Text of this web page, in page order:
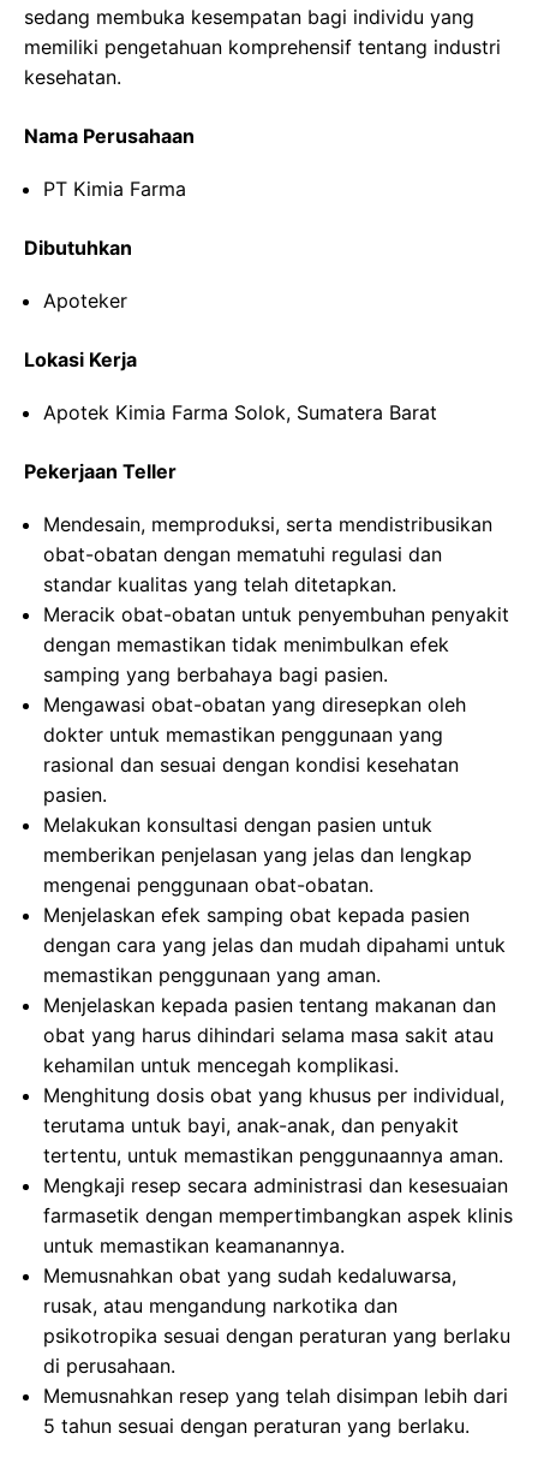
sedang membuka kesempatan bagi individu yang
memiliki pengetahuan komprehensif tentang industri
kesehatan.
Nama Perusahaan
PT Kimia Farma
Dibutuhkan
Apoteker
Lokasi Kerja
Apotek Kimia Farma Solok, Sumatera Barat
Pekerjaan Teller
Mendesain, memproduksi, serta mendistribusikan
obat-obatan dengan mematuhi regulasi dan
standar kualitas yang telah ditetapkan.
Meracik obat-obatan untuk penyembuhan penyakit
dengan memastikan tidak menimbulkan efek
samping yang berbahaya bagi pasien.
Mengawasi obat-obatan yang diresepkan oleh
dokter untuk memastikan penggunaan yang
rasional dan sesuai dengan kondisi kesehatan
pasien.
Melakukan konsultasi dengan pasien untuk
memberikan penjelasan yang jelas dan lengkap
mengenai penggunaan obat-obatan.
Menjelaskan efek samping obat kepada pasien
dengan cara yang jelas dan mudah dipahami untuk
memastikan penggunaan yang aman.
Menjelaskan kepada pasien tentang makanan dan
obat yang harus dihindari selama masa sakit atau
kehamilan untuk mencegah komplikasi.
Menghitung dosis obat yang khusus per individual,
terutama untuk bayi, anak-anak, dan penyakit
tertentu, untuk memastikan penggunaannya aman.
Mengkaji resep secara administrasi dan kesesuaian
farmasetik dengan mempertimbangkan aspek klinis
untuk memastikan keamanannya.
Memusnahkan obat yang sudah kedaluwarsa,
rusak, atau mengandung narkotika dan
psikotropika sesuai dengan peraturan yang berlaku
di perusahaan.
Memusnahkan resep yang telah disimpan lebih dari
5 tahun sesuai dengan peraturan yang berlaku.